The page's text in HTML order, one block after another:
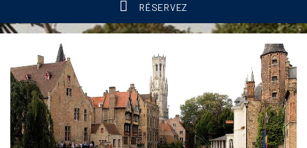
RÉSERVEZ